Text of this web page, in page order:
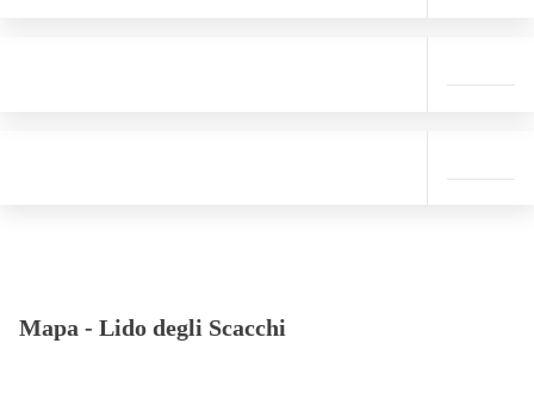
Mapa - Lido degli Scacchi